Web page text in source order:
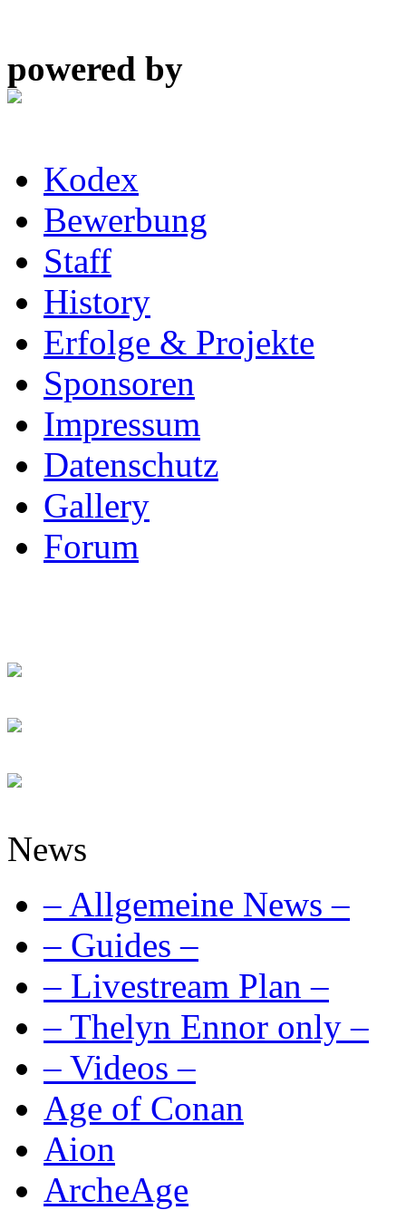
powered by
Kodex
Bewerbung
Staff
History
Erfolge & Projekte
Sponsoren
Impressum
Datenschutz
Gallery
Forum
News
– Allgemeine News –
– Guides –
– Livestream Plan –
– Thelyn Ennor only –
– Videos –
Age of Conan
Aion
ArcheAge